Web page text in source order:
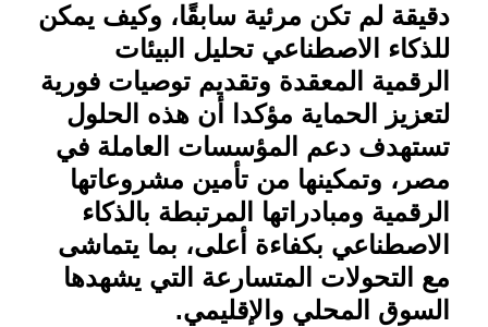
دقيقة لم تكن مرئية سابقًا، وكيف يمكن
للذكاء الاصطناعي تحليل البيئات
الرقمية المعقدة وتقديم توصيات فورية
لتعزيز الحماية مؤكدا أن هذه الحلول
تستهدف دعم المؤسسات العاملة في
مصر، وتمكينها من تأمين مشروعاتها
الرقمية ومبادراتها المرتبطة بالذكاء
الاصطناعي بكفاءة أعلى، بما يتماشى
مع التحولات المتسارعة التي يشهدها
السوق المحلي والإقليمي.